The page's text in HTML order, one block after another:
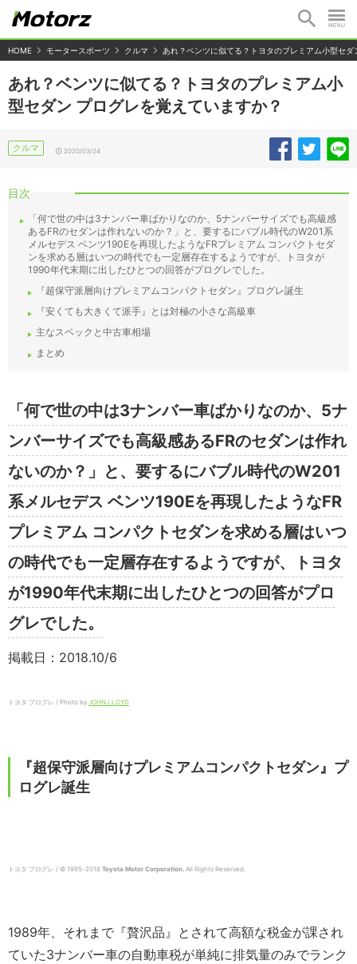
HOME モータースポーツ クルマ あれ？ベンツに似てる？トヨタのプレミアム小型セ
あれ？ベンツに似てる？トヨタのプレミアム小
型セダン プログレを覚えていますか？
クルマ 2020/03/24
目次
「何で世の中は3ナンバー車ばかりなのか、5ナンバーサイズでも高級感
あるFRのセダンは作れないのか？」と、要するにバブル時代のW201系
メルセデス ベンツ190Eを再現したようなFRプレミアム コンパクトセダ
ンを求める層はいつの時代でも一定層存在するようですが、トヨタが
1990年代末期に出したひとつの回答がプログレでした。
『超保守派層向けプレミアムコンパクトセダン』プログレ誕生
『安くても大きくて派手』とは対極の小さな高級車
主なスペックと中古車相場
まとめ
「何で世の中は3ナンバー車ばかりなのか、5ナ
ンバーサイズでも高級感あるFRのセダンは作れ
ないのか？」と、要するにバブル時代のW201
系メルセデス ベンツ190Eを再現したようなFR
プレミアム コンパクトセダンを求める層はいつ
の時代でも一定層存在するようですが、トヨタ
が1990年代末期に出したひとつの回答がプロ
グレでした。
掲載日：2018.10/6
トヨタ プログレ / Photo by JOHN LLOYD
『超保守派層向けプレミアムコンパクトセダン』プ
ログレ誕生
トヨタ プログレ / © 1995-2018 Toyota Motor Corporation. All Rights Reserved.
1989年、それまで『贅沢品』とされて高額な税金が課され
ていた3ナンバー車の自動車税が単純に排気量のみでランク